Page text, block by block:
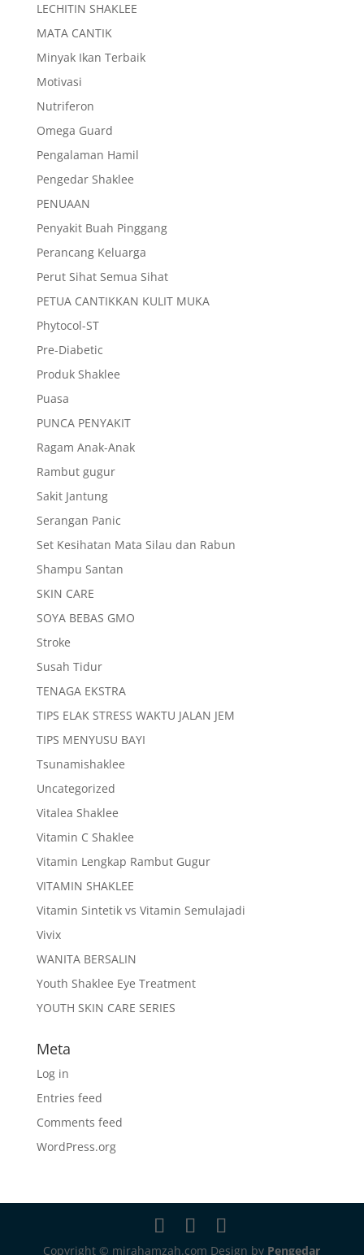
LECHITIN SHAKLEE
MATA CANTIK
Minyak Ikan Terbaik
Motivasi
Nutriferon
Omega Guard
Pengalaman Hamil
Pengedar Shaklee
PENUAAN
Penyakit Buah Pinggang
Perancang Keluarga
Perut Sihat Semua Sihat
PETUA CANTIKKAN KULIT MUKA
Phytocol-ST
Pre-Diabetic
Produk Shaklee
Puasa
PUNCA PENYAKIT
Ragam Anak-Anak
Rambut gugur
Sakit Jantung
Serangan Panic
Set Kesihatan Mata Silau dan Rabun
Shampu Santan
SKIN CARE
SOYA BEBAS GMO
Stroke
Susah Tidur
TENAGA EKSTRA
TIPS ELAK STRESS WAKTU JALAN JEM
TIPS MENYUSU BAYI
Tsunamishaklee
Uncategorized
Vitalea Shaklee
Vitamin C Shaklee
Vitamin Lengkap Rambut Gugur
VITAMIN SHAKLEE
Vitamin Sintetik vs Vitamin Semulajadi
Vivix
WANITA BERSALIN
Youth Shaklee Eye Treatment
YOUTH SKIN CARE SERIES
Meta
Log in
Entries feed
Comments feed
WordPress.org
Copyright © mirahamzah.com Design by Pengedar